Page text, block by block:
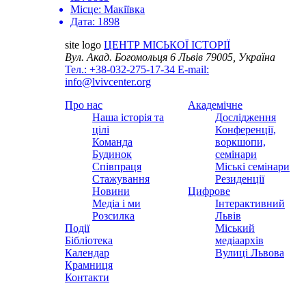
Місце: Макіївка
Дата: 1898
site logo ЦЕНТР МІСЬКОЇ ІСТОРІЇ
Вул. Акад. Богомольця 6Львів 79005, Україна
Тел.: +38-032-275-17-34 E-mail:
info@lvivcenter.org
Про нас
Наша історія та
цілі
Команда
Будинок
Співпраця
Стажування
Новини
Медіа і ми
Розсилка
Події
Бібліотека
Календар
Крамниця
Контакти
Академічне
Дослідження
Конференції,
воркшопи,
семінари
Міські семінари
Резиденції
Цифрове
Інтерактивний
Львів
Міський
медіаархів
Вулиці Львова